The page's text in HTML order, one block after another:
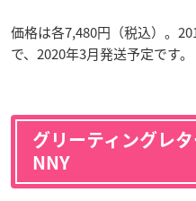
価格は各7,480円（税込）。
で、2020年3月発送予定です。
グリーティングレ
NNY